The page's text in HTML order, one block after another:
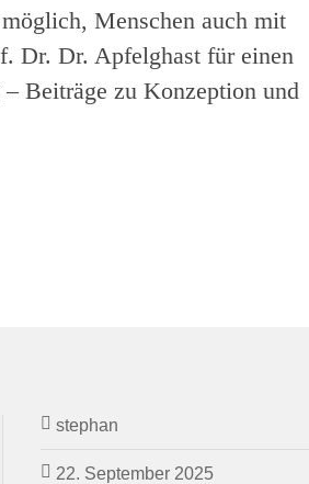
Menschen auch mit
Dr. Dr. Apfelghast für einen
Beiträge zu Konzeption und
stephan
22. September 2025